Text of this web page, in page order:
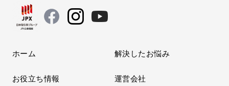
ホーム 解決したお悩み
お役立ち情報 運営会社